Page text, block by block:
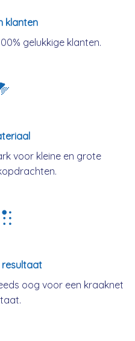
klanten
gelukkige klanten.
voor kleine en grote
oog voor een kraaknet